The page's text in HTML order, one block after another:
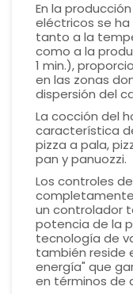
En la
eléctricos se
tanto a la
como a la
1 min.),
en las zonas
dispersión del
La cocción del
característica
pizza a pala,
pan y panuozzi.
Los controles
un controlador
potencia de la
tecnología de
también reside
energía" que
en términos de